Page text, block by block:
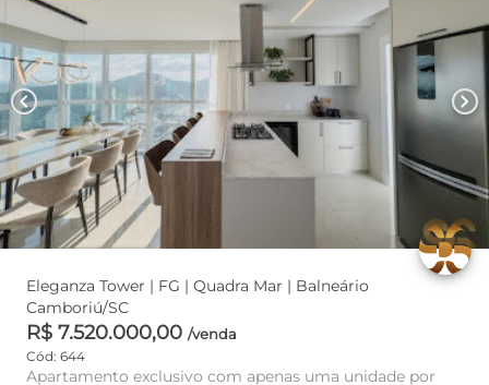
chevron_left chevron_right
Eleganza Tower | FG | Quadra Mar | Balneário
Camboriú/SC
R$ 7.520.000,00 /venda
Cód: 644
Apartamento exclusivo com apenas uma unidade por